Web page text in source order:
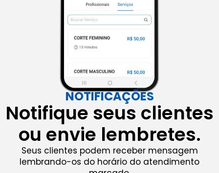
NOTIFICAÇÕES
Notifique seus clientes
ou envie lembretes.
Seus clientes podem receber mensagem
lembrando-os do horário do atendimento